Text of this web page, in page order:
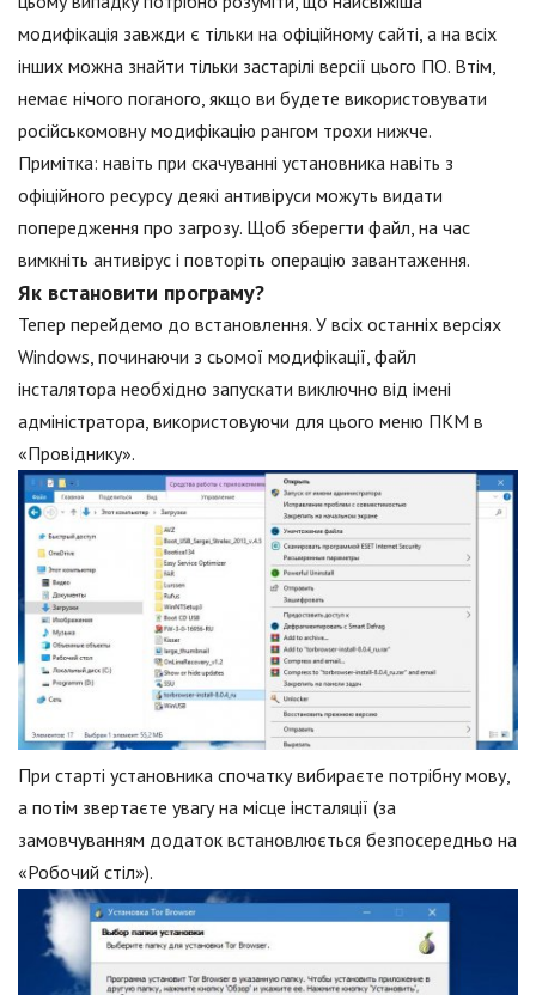
модифікація завжди є тільки на офіційному сайті, а на всіх
інших можна знайти тільки застарілі версії цього ПО. Втім,
немає нічого поганого, якщо ви будете використовувати
російськомовну модифікацію рангом трохи нижче.
Примітка: навіть при скачуванні установника навіть з
офіційного ресурсу деякі антивіруси можуть видати
попередження про загрозу. Щоб зберегти файл, на час
вимкніть антивірус і повторіть операцію завантаження.
Як встановити програму?
Тепер перейдемо до встановлення. У всіх останніх версіях
Windows, починаючи з сьомої модифікації, файл
інсталятора необхідно запускати виключно від імені
адміністратора, використовуючи для цього меню ПКМ в
«Провіднику».
При старті установника спочатку вибираєте потрібну мову,
а потім звертаєте увагу на місце інсталяції (за
замовчуванням додаток встановлюється безпосередньо на
«Робочий стіл»).